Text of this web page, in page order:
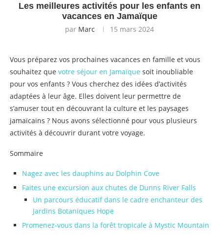
Les meilleures activités pour les enfants en
vacances en Jamaïque
par Marc 15 mars 2024
Vous préparez vos prochaines vacances en famille et vous
souhaitez que votre séjour en Jamaïque soit inoubliable
pour vos enfants ? Vous cherchez des idées d’activités
adaptées à leur âge. Elles doivent leur permettre de
s’amuser tout en découvrant la culture et les paysages
jamaïcains ? Nous avons sélectionné pour vous plusieurs
activités à découvrir durant votre voyage.
Sommaire
Nagez avec les dauphins au Dolphin Cove
Faites une excursion aux chutes de Dunns River Falls
Un parcours éducatif dans le cadre enchanteur des
Jardins Botaniques Hope
Promenez-vous dans la forêt tropicale à Mystic Mountain